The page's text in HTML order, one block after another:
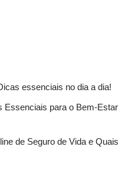
essenciais no dia a dia!
Essenciais para o Bem-Estar
de Seguro de Vida e Quais